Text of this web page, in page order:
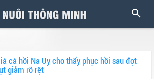
cá hồi Na Uy cho thấy phục hồi sau đợt
giảm rõ rệt